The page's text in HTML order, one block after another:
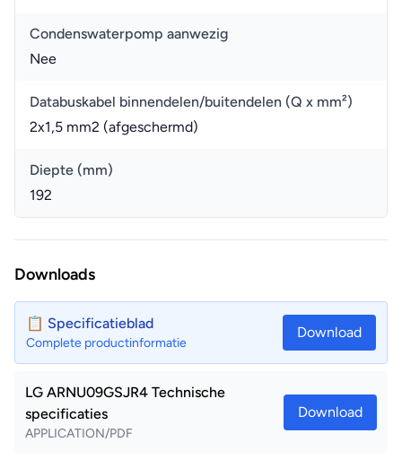
Condenswaterpomp aanwezig
Nee
Databuskabel binnendelen/buitendelen (Q x mm²)
2x1,5 mm2 (afgeschermd)
Diepte (mm)
192
Downloads
📋 Specificatieblad
Complete productinformatie
Download
LG ARNU09GSJR4 Technische
specificaties
APPLICATION/PDF
Download